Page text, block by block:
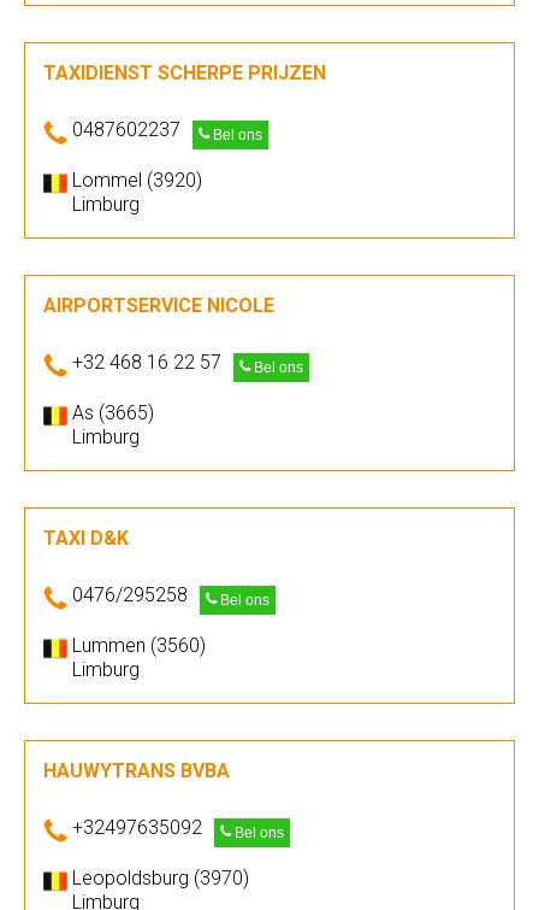
TAXIDIENST SCHERPE PRIJZEN
0487602237 Bel ons
Lommel (3920)
Limburg
AIRPORTSERVICE NICOLE
+32 468 16 22 57 Bel ons
As (3665)
Limburg
TAXI D&K
0476/295258 Bel ons
Lummen (3560)
Limburg
HAUWYTRANS BVBA
+32497635092 Bel ons
Leopoldsburg (3970)
Limburg